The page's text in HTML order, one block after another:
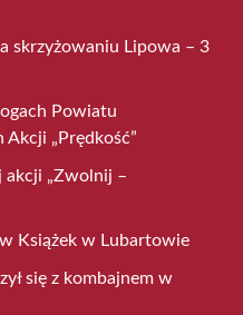
skrzyżowaniu Lipowa – 3
Powiatu
„Prędkość”
akcji „Zwolnij –
Książek w Lubartowie
się z kombajnem w